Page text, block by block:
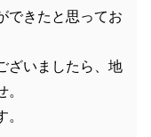
できたと思ってお
ざいましたら、地